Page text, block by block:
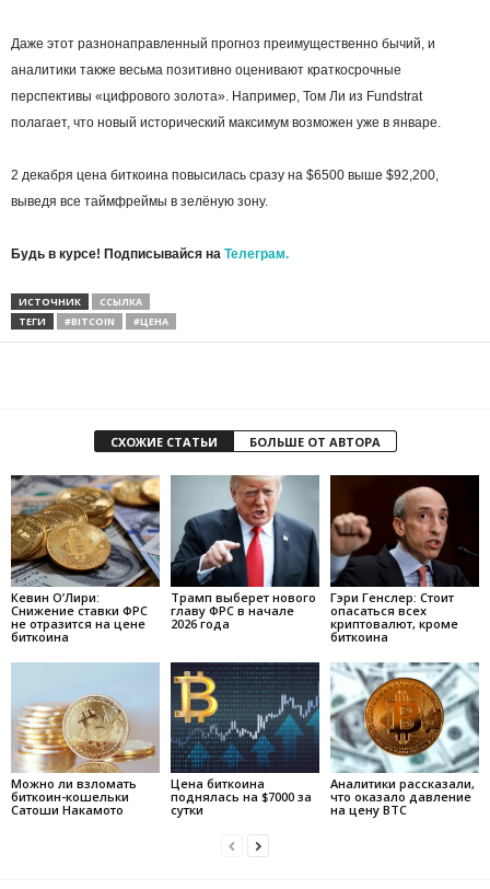
Даже этот разнонаправленный прогноз преимущественно бычий, и
аналитики также весьма позитивно оценивают краткосрочные
перспективы «цифрового золота». Например, Том Ли из Fundstrat
полагает, что новый исторический максимум возможен уже в январе.
2 декабря цена биткоина повысилась сразу на $6500 выше $92,200,
выведя все таймфреймы в зелёную зону.
Будь в курсе! Подписывайся на Телеграм.
ИСТОЧНИК
ССЫЛКА
ТЕГИ
#BITCOIN #ЦЕНА
СХОЖИЕ СТАТЬИ БОЛЬШЕ ОТ АВТОРА
Кевин О’Лири:
Снижение ставки ФРС
не отразится на цене
биткоина
Трамп выберет нового
главу ФРС в начале
2026 года
Гэри Генслер: Стоит
опасаться всех
криптовалют, кроме
биткоина
Можно ли взломать
биткоин-кошельки
Сатоши Накамото
Цена биткоина
поднялась на $7000 за
сутки
Аналитики рассказали,
что оказало давление
на цену BTC